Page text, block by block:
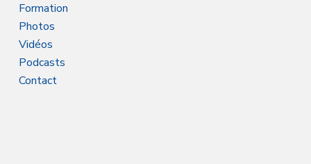
Formation
Photos
Vidéos
Podcasts
Contact